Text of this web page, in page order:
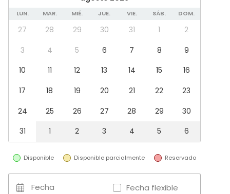
Team building / Recreación
Tipo de espacio
Salón de banquetes
Azotea / Rooftop
Terraza
LUN. MAR. MIÉ. JUE. VIE. SÁB. DOM.
27 28 29 30 31 1
2
3
4 5 6 7 8
9
10
11 12 13 14 15
16
17
18 19 20 21 22
23
24
25 26 27 28 29
30
31
1 2 3 4 5 6
Disponible Disponible parcialmente Reservado
Fecha Fecha flexible